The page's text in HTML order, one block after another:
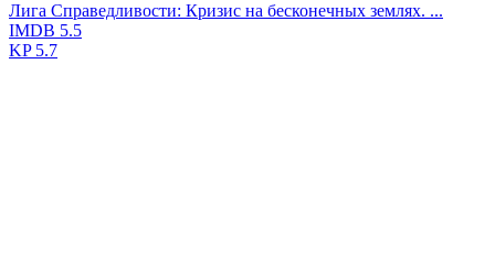
Лига Справедливости: Кризис на бесконечных землях. ...
IMDB 5.5
KP5.7